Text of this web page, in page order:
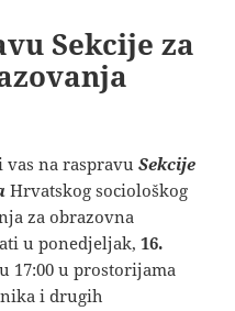
Sekcije za
vas na raspravuSekcije
Hrvatskog sociološkog
za obrazovna
u ponedjeljak,16.
17:00 u prostorijama
i drugih